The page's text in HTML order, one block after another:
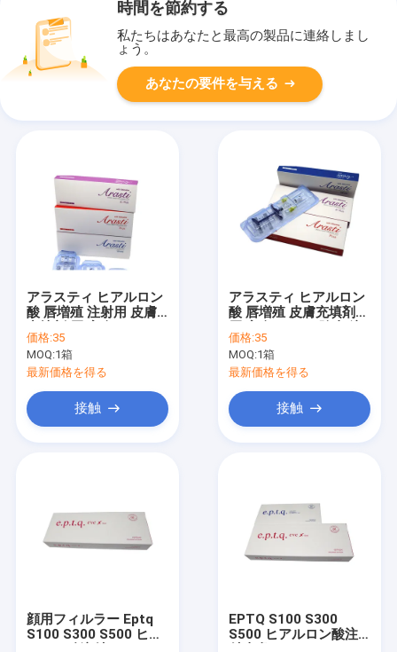
時間を節約する
私たちはあなたと最高の製品に連絡しまし
ょう。
あなたの要件を与える
アラスティ ヒアルロン
酸 唇増殖 注射用 皮膚
削除 注射 1.1ml
価格:35
MOQ:1箱
最新価格を得る
接触
アラスティ ヒアルロン
酸 唇増殖 皮膚充填剤
射 1.1ml 10ml
価格:35
MOQ:1箱
最新価格を得る
接触
顔用フィルラー Eptq
S100 S300 S500 ヒア
EPTQ S100 S300
S500 ヒアルロン酸注